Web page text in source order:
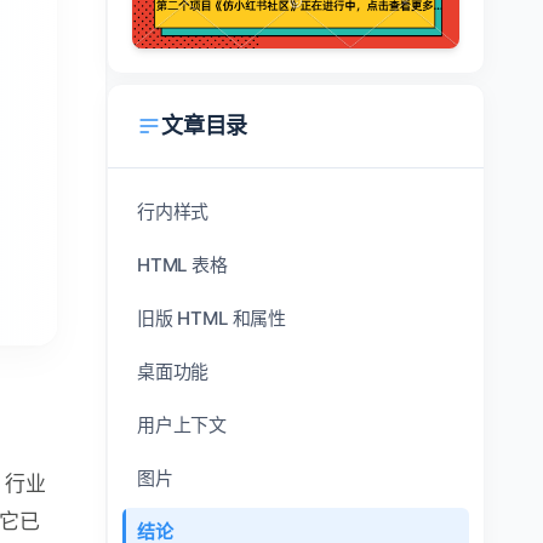
业
已
文章目录
行内样式
HTML 表格
旧版 HTML 和属性
桌面功能
用户上下文
图片
结论